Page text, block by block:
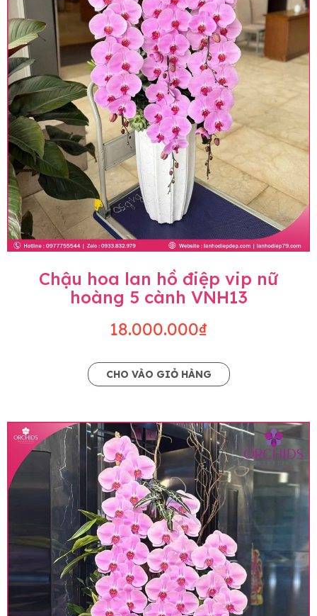
Chậu hoa lan hồ điệp vip nữ
hoàng 5 cành VNH13
18.000.000₫
CHO VÀO GIỎ HÀNG